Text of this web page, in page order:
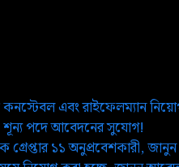
এবং রাইফেলম্যান
শূন্য পদে আবেদনের সুযোগ!
১১ অনুপ্রবেশকারী, জানুন